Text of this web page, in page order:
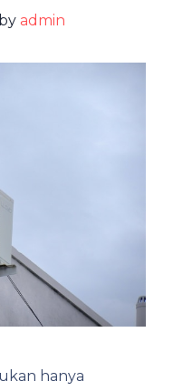
by admin
hanya